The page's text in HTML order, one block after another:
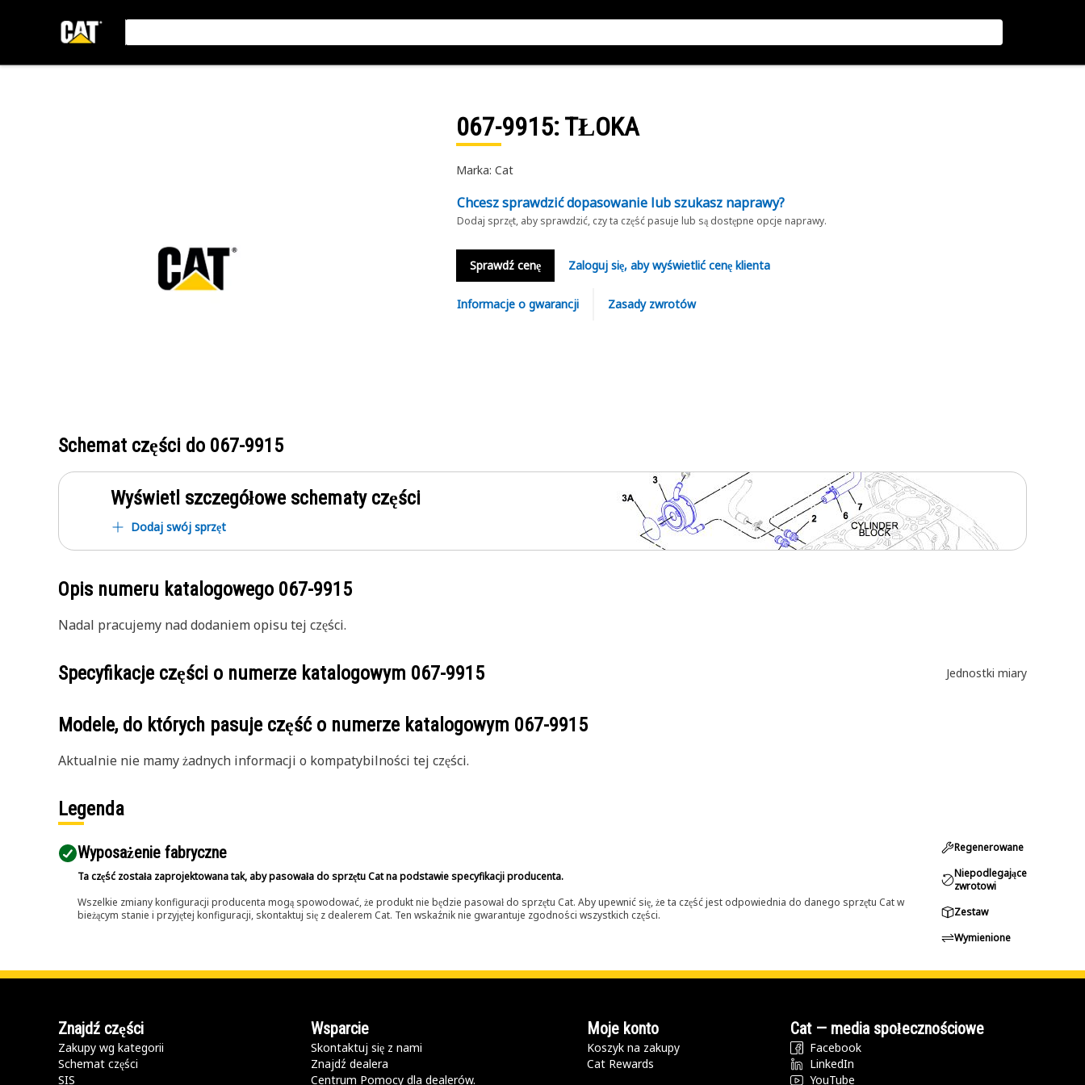
067-9915: TŁOKA
Marka: Cat
Chcesz sprawdzić dopasowanie lub szukasz naprawy?
Dodaj sprzęt, aby sprawdzić, czy ta część pasuje lub są dostępne opcje naprawy.
Sprawdź cenę Zaloguj się, aby wyświetlić cenę klienta
Informacje o gwarancji Zasady zwrotów
Schemat części do 067-9915
Wyświetl szczegółowe schematy części
Dodaj swój sprzęt
Opis numeru katalogowego 067-9915
Nadal pracujemy nad dodaniem opisu tej części.
Specyfikacje części o numerze katalogowym 067-9915 Jednostki miary
Modele, do których pasuje część o numerze katalogowym 067-9915
Aktualnie nie mamy żadnych informacji o kompatybilności tej części.
Legenda
Wyposażenie fabryczne
Ta część została zaprojektowana tak, aby pasowała do sprzętu Cat na podstawie specyfikacji producenta.
Wszelkie zmiany konfiguracji producenta mogą spowodować, że produkt nie będzie pasował do sprzętu Cat. Aby upewnić się, że ta część jest odpowiednia do danego sprzętu Cat w
bieżącym stanie i przyjętej konfiguracji, skontaktuj się z dealerem Cat. Ten wskaźnik nie gwarantuje zgodności wszystkich części.
Regenerowane
Niepodlegające
zwrotowi
Zestaw
Wymienione
Znajdź części
Zakupy wg kategorii
Schemat części
SIS
Wsparcie
Skontaktuj się z nami
Znajdź dealera
Centrum Pomocy dla dealerów.
Moje konto
Koszyk na zakupy
Cat Rewards
Cat — media społecznościowe
Facebook
LinkedIn
YouTube